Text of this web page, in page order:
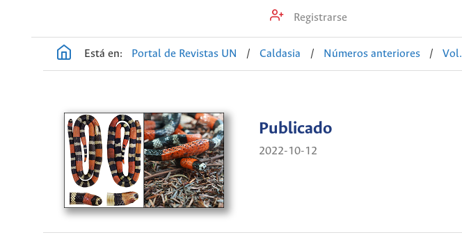
Registrarse
Está en: Portal de Revistas UN / Caldasia / Números anteriores /
Publicado
2022-10-12